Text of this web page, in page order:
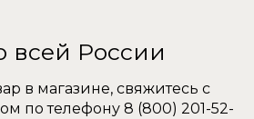
всей России
в магазине, свяжитесь с
по телефону 8 (800) 201-52-